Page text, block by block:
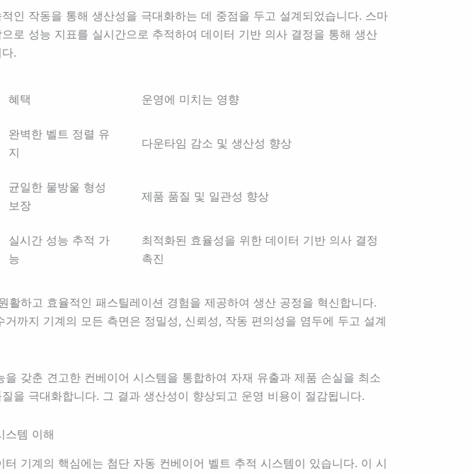
인 작동을 통해 생산성을 극대화하는 데 중점을 두고 설계되었습니다. 스마
로 성능 지표를 실시간으로 추적하여 데이터 기반 의사 결정을 통해 생산
.
혜택 운영에 미치는 영향
완벽한 벨트 정렬 유
지
다운타임 감소 및 생산성 향상
균일한 물방울 형성
보장
제품 품질 및 일관성 향상
실시간 성능 추적 가
능
최적화된 효율성을 위한 데이터 기반 의사 결정
촉진
활하고 효율적인 패스틸레이션 경험을 제공하여 생산 공정을 혁신합니다.
까지 기계의 모든 측면은 정밀성, 신뢰성, 작동 편의성을 염두에 두고 설계
을 갖춘 견고한 컨베이어 시스템을 통합하여 자재 유출과 제품 손실을 최소
을 극대화합니다. 그 결과 생산성이 향상되고 운영 비용이 절감됩니다.
스템 이해
터 기계의 핵심에는 첨단 자동 컨베이어 벨트 추적 시스템이 있습니다. 이 시